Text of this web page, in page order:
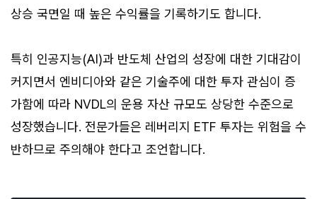
상승 국면일 때 높은 수익률을 기록하기도 합니다.
특히 인공지능(AI)과 반도체 산업의 성장에 대한 기대감이
커지면서 엔비디아와 같은 기술주에 대한 투자 관심이 증
가함에 따라 NVDL의 운용 자산 규모도 상당한 수준으로
성장했습니다. 전문가들은 레버리지 ETF 투자는 위험을 수
반하므로 주의해야 한다고 조언합니다.